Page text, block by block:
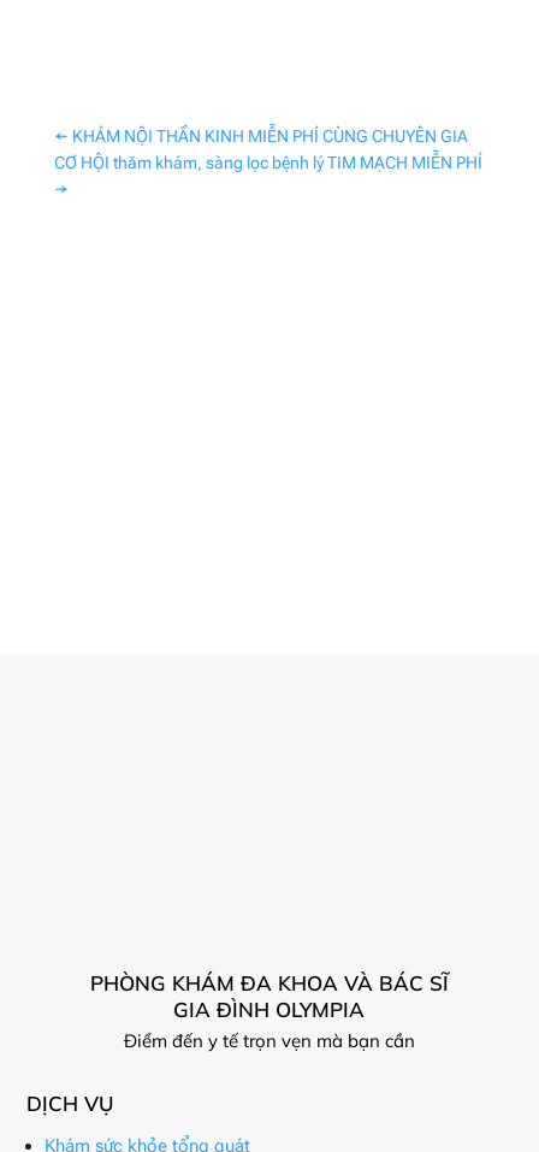
← KHÁM NỘI THẦN KINH MIỄN PHÍ CÙNG CHUYÊN GIA
CƠ HỘI thăm khám, sàng lọc bệnh lý TIM MẠCH MIỄN PHÍ
→
PHÒNG KHÁM ĐA KHOA VÀ BÁC SĨ
GIA ĐÌNH OLYMPIA
Điểm đến y tế trọn vẹn mà bạn cần
DỊCH VỤ
Khám sức khỏe tổng quát